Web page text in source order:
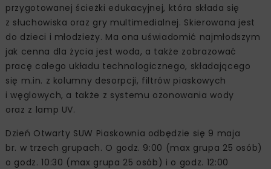
przygotowanej ścieżki edukacyjnej, która składa się
z słuchowiska oraz gry multimedialnej. Skierowana jest
do dzieci i młodzieży. Ma ona uświadomić najmłodszym
jak cenna dla życia jest woda, a także zobrazować
pracę całego układu technologicznego, składającego
się m.in. z kolumny desorpcji, filtrów piaskowych
i węglowych, a także z systemu ozonowania wody
oraz z lamp UV.
Dzień Otwarty SUW Piaskownia odbędzie się 9 maja
br. w trzech grupach. O godz. 9:00 (max grupa 25 osób)
o godz. 10:30 (max grupa 25 osób) i o godz. 12:00